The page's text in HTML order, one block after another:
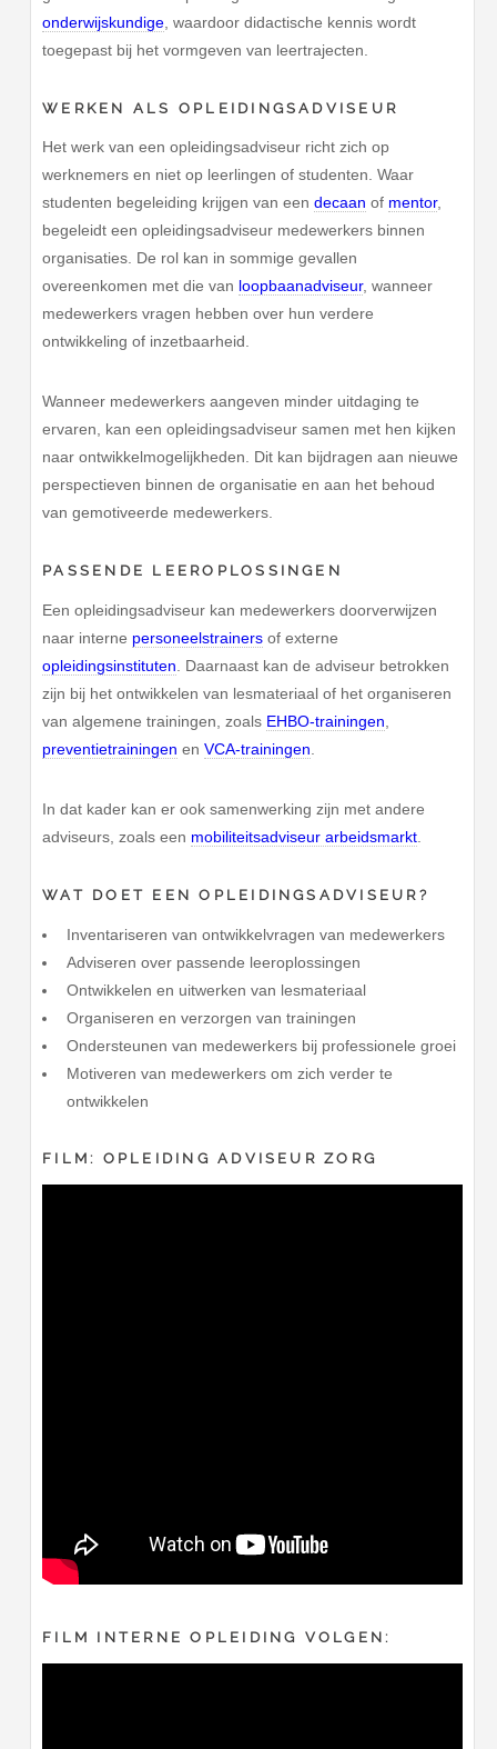
onderwijskundige , waardoor didactische kennis wordt
toegepast bij het vormgeven van leertrajecten.
WERKEN ALS OPLEIDINGSADVISEUR
Het werk van een opleidingsadviseur richt zich op
werknemers en niet op leerlingen of studenten. Waar
studenten begeleiding krijgen van eendecaan of mentor,
begeleidt een opleidingsadviseur medewerkers binnen
organisaties. De rol kan in sommige gevallen
overeenkomen met die van loopbaanadviseur, wanneer
medewerkers vragen hebben over hun verdere
ontwikkeling of inzetbaarheid.
Wanneer medewerkers aangeven minder uitdaging te
ervaren, kan een opleidingsadviseur samen met hen kijken
naar ontwikkelmogelijkheden. Dit kan bijdragen aan nieuwe
perspectieven binnen de organisatie en aan het behoud
van gemotiveerde medewerkers.
PASSENDE LEEROPLOSSINGEN
Een opleidingsadviseur kan medewerkers doorverwijzen
naar interne personeelstrainers of externe
opleidingsinstituten . Daarnaast kan de adviseur betrokken
zijn bij het ontwikkelen van lesmateriaal of het organiseren
van algemene trainingen, zoals EHBO-trainingen
preventietrainingen enVCA-trainingen
In dat kader kan er ook samenwerking zijn met andere
adviseurs, zoals een mobiliteitsadviseur arbeidsmarkt
WAT DOET EEN OPLEIDINGSADVISEUR?
Inventariseren van ontwikkelvragen van medewerkers
Adviseren over passende leeroplossingen
Ontwikkelen en uitwerken van lesmateriaal
Organiseren en verzorgen van trainingen
Ondersteunen van medewerkers bij professionele groei
Motiveren van medewerkers om zich verder te
ontwikkelen
FILM: OPLEIDING ADVISEUR ZORG
FILM INTERNE OPLEIDING VOLGEN: